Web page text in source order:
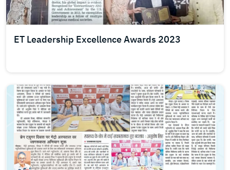
ET Leadership Excellence Awards 2023